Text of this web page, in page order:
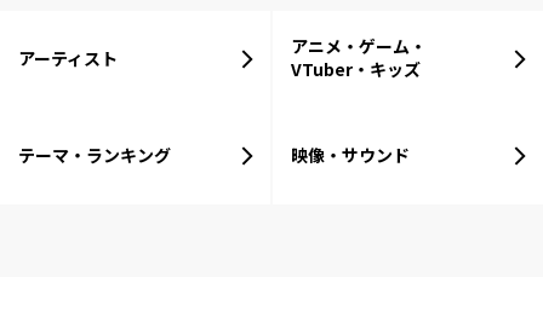
アーティスト
アニメ・ゲーム・
VTuber・キッズ
テーマ・ランキング 映像・サウンド